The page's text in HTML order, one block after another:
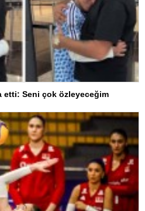
etti: Seni çok özleyeceğim